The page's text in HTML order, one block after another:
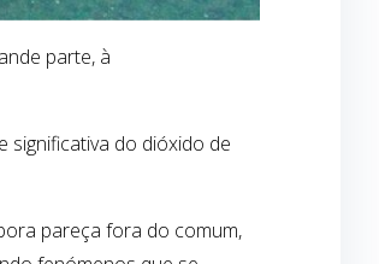
parte, à
significativa do dióxido de
pareça fora do comum,